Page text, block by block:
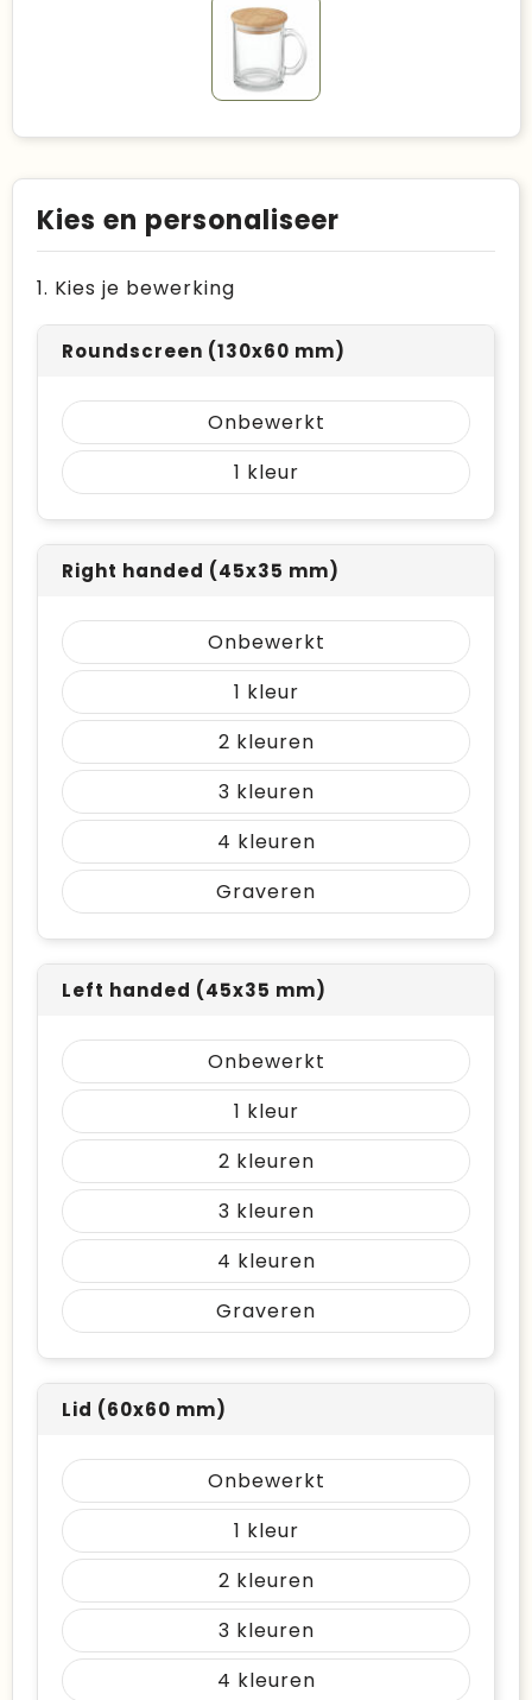
Kies en personaliseer
1. Kies je bewerking
Roundscreen (130x60 mm)
Onbewerkt
1
Right handed (45x35 mm)
Onbewerkt
1
2
3
4
Graveren
Left handed (45x35 mm)
Onbewerkt
1
2
3
4
Graveren
Lid (60x60 mm)
Onbewerkt
1
2
3
4